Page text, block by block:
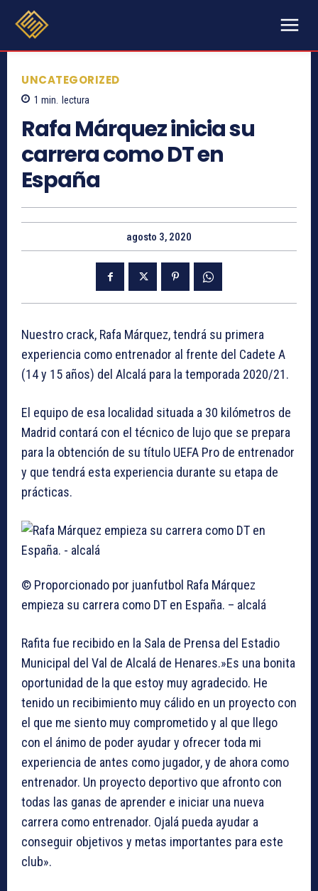
UNCATEGORIZED
1 min. lectura
Rafa Márquez inicia su
carrera como DT en
España
agosto 3, 2020
Nuestro crack, Rafa Márquez, tendrá su primera
experiencia como entrenador al frente del Cadete A
(14 y 15 años) del Alcalá para la temporada 2020/21.
El equipo de esa localidad situada a 30 kilómetros de
Madrid contará con el técnico de lujo que se prepara
para la obtención de su título UEFA Pro de entrenador
y que tendrá esta experiencia durante su etapa de
prácticas.
© Proporcionado por juanfutbol Rafa Márquez
empieza su carrera como DT en España. – alcalá
Rafita fue recibido en la Sala de Prensa del Estadio
Municipal del Val de Alcalá de Henares.»Es una bonita
oportunidad de la que estoy muy agradecido. He
tenido un recibimiento muy cálido en un proyecto con
el que me siento muy comprometido y al que llego
con el ánimo de poder ayudar y ofrecer toda mi
experiencia de antes como jugador, y de ahora como
entrenador. Un proyecto deportivo que afronto con
todas las ganas de aprender e iniciar una nueva
carrera como entrenador. Ojalá pueda ayudar a
conseguir objetivos y metas importantes para este
club».